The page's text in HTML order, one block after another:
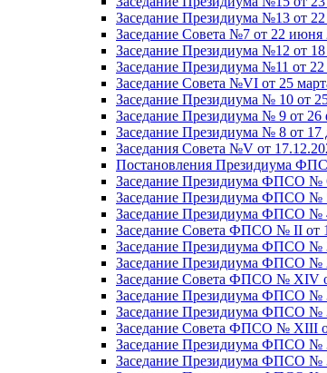
Заседание Президиума №13 от
Заседание Совета №7 от 22 июня
Заседание Президиума №12 от 18
Заседание Президиума №11 от 22
Заседание Совета №VI от 25
Заседание Президиума № 10 от
Заседание Президиума № 9 от 26
Заседание Президиума № 8 от 17
Заседания Совета №V от
Постановления Президиума
Заседание Президиума ФПСО № 6
Заседание Президиума ФПСО №
Заседание Президиума ФПСО № 4
Заседание Совета ФПСО № II от
Заседание Президиума ФПСО №
Заседание Президиума ФПСО №
Заседание Совета ФПСО № XIV
Заседание Президиума ФПСО №
Заседание Президиума ФПСО №
Заседание Совета ФПСО № XIII
Заседание Президиума ФПСО №
Заседание Президиума ФПСО №